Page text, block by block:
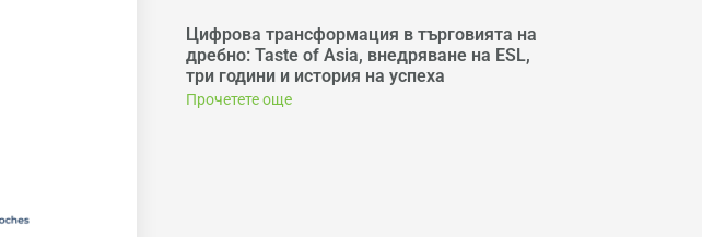
Цифрова трансформация в търговията на
дребно: Taste of Asia, внедряване на ESL,
три години и история на успеха
Прочетете още